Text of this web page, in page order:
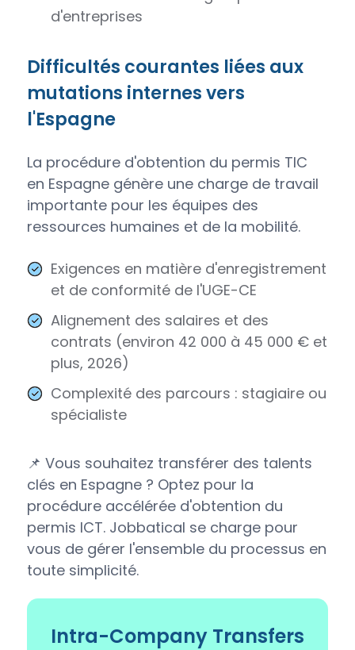
d'entreprises
Difficultés courantes liées aux
mutations internes vers
l'Espagne
La procédure d'obtention du permis TIC
en Espagne génère une charge de travail
importante pour les équipes des
ressources humaines et de la mobilité.
Exigences en matière d'enregistrement
et de conformité de l'UGE-CE
Alignement des salaires et des
contrats (environ 42 000 à 45 000 € et
plus, 2026)
Complexité des parcours : stagiaire ou
spécialiste
📌 Vous souhaitez transférer des talents
clés en Espagne ? Optez pour la
procédure accélérée d'obtention du
permis ICT. Jobbatical se charge pour
vous de gérer l'ensemble du processus en
toute simplicité.
Intra-Company Transfers